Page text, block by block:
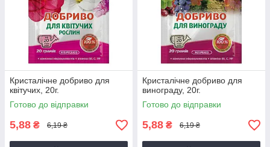
Кристалічне добриво для
квітучих, 20г.
Готово до відправки
5,88 ₴ 6,19 ₴
Кристалічне добриво для
винограду, 20г.
Готово до відправки
5,88 ₴ 6,19 ₴